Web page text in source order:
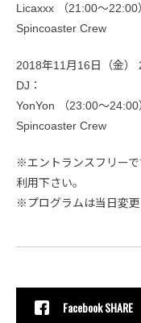
Licaxxx （21:00〜22:00
Spincoaster Crew
2018年11月16日（金）
DJ：
YonYon （23:00〜24:00
Spincoaster Crew
※エントランスフリー
利用下さい。
※プログラムは当日変更
Facebook SHARE